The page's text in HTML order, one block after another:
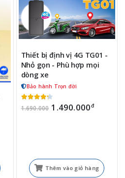
Thiết bị định vị 4G TG01 -
Nhỏ gọn - Phù hợp mọi
dòng xe
Bảo hành Trọn đời
1.690.000 1.490.000đ
Thêm vào giỏ hàng